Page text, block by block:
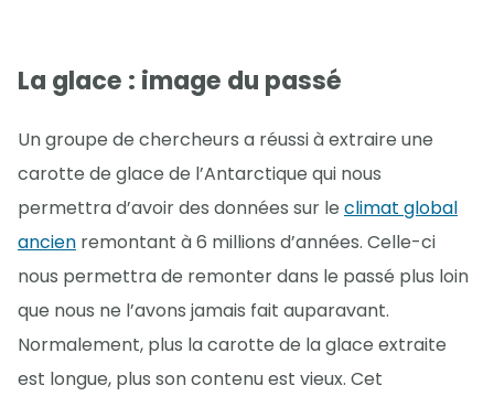
La glace : image du passé
Un groupe de chercheurs a réussi à extraire une
carotte de glace de l’Antarctique qui nous
permettra d’avoir des données sur le climat global
ancien remontant à 6 millions d’années. Celle-ci
nous permettra de remonter dans le passé plus loin
que nous ne l’avons jamais fait auparavant.
Normalement, plus la carotte de la glace extraite
est longue, plus son contenu est vieux. Cet